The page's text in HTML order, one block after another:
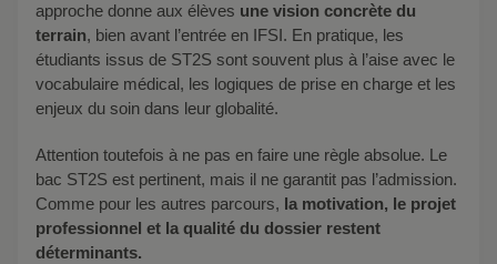
approche donne aux élèves une vision concrète du
terrain, bien avant l’entrée en IFSI. En pratique, les
étudiants issus de ST2S sont souvent plus à l’aise avec le
vocabulaire médical, les logiques de prise en charge et les
enjeux du soin dans leur globalité.
Attention toutefois à ne pas en faire une règle absolue. Le
bac ST2S est pertinent, mais il ne garantit pas l’admission.
Comme pour les autres parcours, la motivation, le projet
professionnel et la qualité du dossier restent
déterminants.